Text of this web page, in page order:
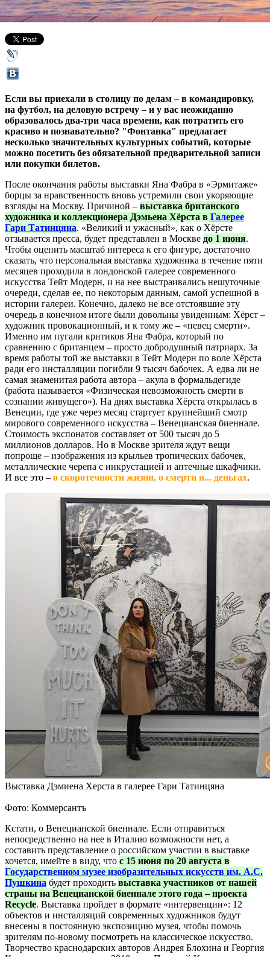
17 апреля 2017,17:59 Версия для печати
Если вы приехали в столицу по делам – в командировку,
на футбол, на деловую встречу – и у вас неожиданно
образовалось два-три часа времени, как потратить его
красиво и познавательно? "Фонтанка" предлагает
несколько значительных культурных событий, которые
можно посетить без обязательной предварительной записи
или покупки билетов.
После окончания работы выставки Яна Фабра в «Эрмитаже»
борцы за нравственность вновь устремили свои укоряющие
взгляды на Москву. Причиной – выставка британского
художника и коллекционера Дэмьена Хёрста в Галерее
Гари Татинцяна. «Великий и ужасный», как о Хёрсте
отзывается пресса, будет представлен в Москве до 1 июня.
Чтобы оценить масштаб интереса к его фигуре, достаточно
сказать, что персональная выставка художника в течение пяти
месяцев проходила в лондонской галерее современного
искусства Тейт Модерн, и на нее выстраивались нешуточные
очереди, сделав ее, по некоторым данным, самой успешной в
истории галереи. Конечно, далеко не все отстоявшие эту
очередь в конечном итоге были довольны увиденным: Хёрст –
художник провокационный, и к тому же – «певец смерти».
Именно им пугали критиков Яна Фабра, который по
сравнению с британцем – просто добродушный патриарх. За
время работы той же выставки в Тейт Модерн по воле Хёрста
ради его инсталляции погибли 9 тысяч бабочек. А едва ли не
самая знаменитая работа автора – акула в формальдегиде
(работа называется «Физическая невозможность смерти в
сознании живущего»). На днях выставка Хёрста открылась в
Венеции, где уже через месяц стартует крупнейший смотр
мирового современного искусства – Венецианская биеннале.
Стоимость экспонатов составляет от 500 тысяч до 5
миллионов долларов. Но в Москве зрителя ждут вещи
попроще – изображения из крыльев тропических бабочек,
металлические черепа с инкрустацией и аптечные шкафчики.
И все это – о скоротечности жизни, о смерти и... деньгах.
Выставка Дэмиена Херста в галерее Гари Татинцяна
Фото: Коммерсантъ
Кстати, о Венецианской биеннале. Если отправиться
непосредственно на нее в Италию возможности нет, а
составить представление о российском участии в выставке
хочется, имейте в виду, что с 15 июня по 20 августа в
Государственном музее изобразительных искусств им. А.С.
Пушкина будет проходить выставка участников от нашей
страны на Венецианской биеннале этого года – проекта
Recycle. Выставка пройдет в формате «интервенции»: 12
объектов и инсталляций современных художников будут
внесены в постоянную экспозицию музея, чтобы помочь
зрителям по-новому посмотреть на классическое искусство.
Творчество краснодарских авторов Андрея Блохина и Георгия